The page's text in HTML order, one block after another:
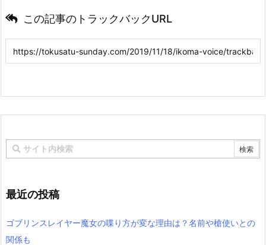
この記事のトラックバックURL
最近の投稿
ゴブリンスレイヤー魔女の喋り方が変な理由は？名前や槍使いとの
関係も